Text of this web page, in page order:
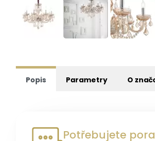
Popis Parametry O
Potřebujete